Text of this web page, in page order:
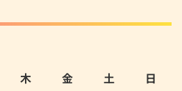
木 金 土
日